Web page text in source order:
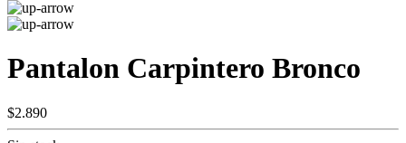
Pantalon Carpintero Bronco
$2.890